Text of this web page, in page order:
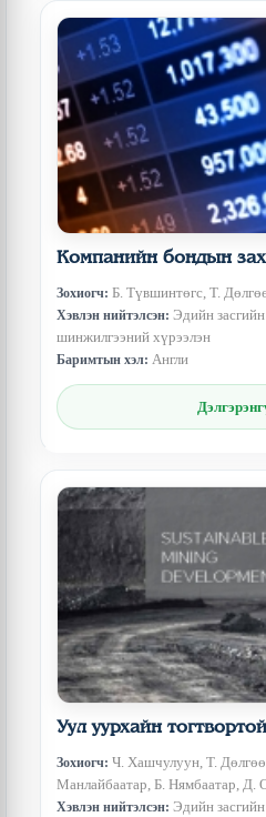
Компанийн бондын зах
Зохиогч: Б. Түвшинтөгс, Т.
Хэвлэн нийтэлсэн: Эдийн
шинжилгээний хүрээлэн
Баримтын хэл: Англи
Уул уурхайн
Зохиогч: Ч. Хашчулуун, Т.
Манлайбаатар, Б. Нямбаатар, Д.
Хэвлэн нийтэлсэн: Эдийн